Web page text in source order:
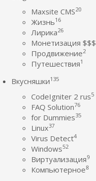
Maxsite CMS20
Жизнь16
Лирика26
Монетизация $$$
Продвижение2
Путешествия1
Вкусняшки135
CodeIgniter 2 rus5
FAQ Solution76
for Dummies35
Linux37
Virus Detect4
Windows52
Виртуализация9
Компьютерное8